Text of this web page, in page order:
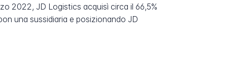
2022, JD Logistics acquisì circa il 66,5%
una sussidiaria e posizionando JD